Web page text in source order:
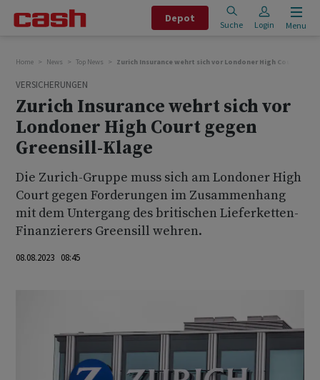
Depot
Suche Login Menu
Home News Top News Zurich Insurance wehrt sich vor Londoner High Court
VERSICHERUNGEN
Zurich Insurance wehrt sich vor
Londoner High Court gegen
Greensill-Klage
Die Zurich-Gruppe muss sich am Londoner High
Court gegen Forderungen im Zusammenhang
mit dem Untergang des britischen Lieferketten-
Finanzierers Greensill wehren.
08.08.2023 08:45